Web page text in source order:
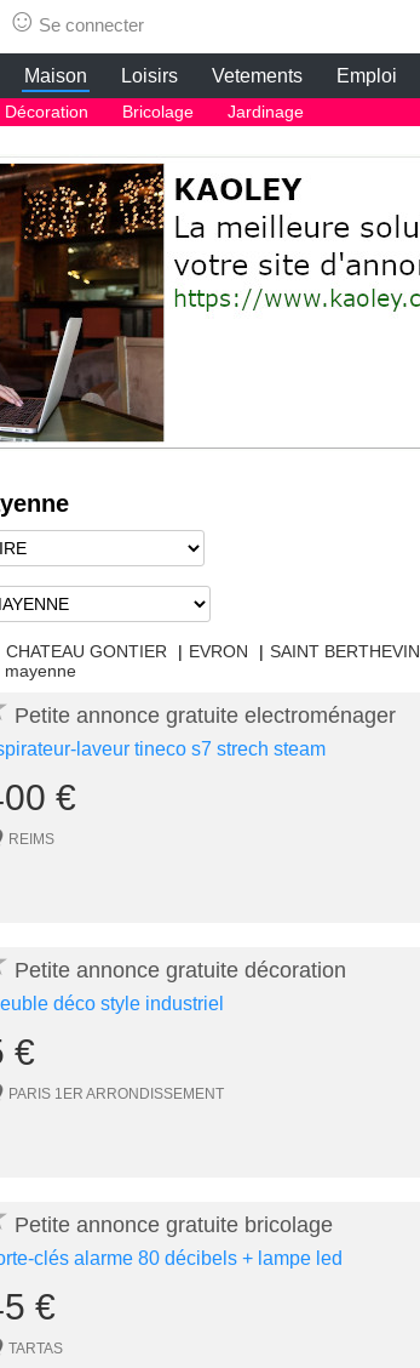
☺ Se connecter
Maison Loisirs Vetements Emploi
Décoration Bricolage Jardinage
CHATEAU GONTIER | EVRON | SAINT BERTHEVIN
mayenne
Petite annonce gratuite electroménager
laveur tineco s7 strech steam
€
REIMS
Petite annonce gratuite décoration
déco style industriel
€
PARIS 1ER ARRONDISSEMENT
Petite annonce gratuite bricolage
clés alarme 80 décibels + lampe led
€
TARTAS